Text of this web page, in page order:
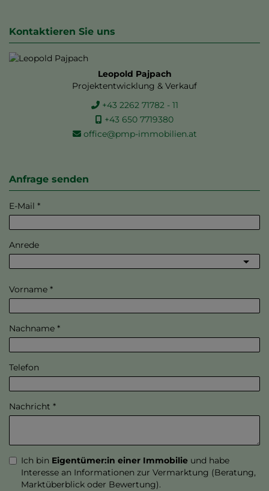
Kontaktieren Sie uns
Leopold Pajpach
Projektentwicklung & Verkauf
+43 2262 71782 - 11
+43 650 7719380
office@pmp-immobilien.at
Anfrage senden
E-Mail
Anrede
Vorname
Nachname
Telefon
Nachricht
Ich bin Eigentümer:in einer Immobilie und habe
Interesse an Informationen zur Vermarktung (Beratung,
Marktüberblick oder Bewertung).